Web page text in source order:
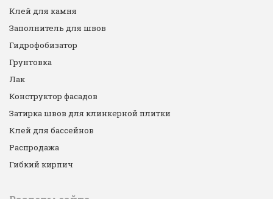
Клей для камня
Заполнитель для швов
Гидрофобизатор
Грунтовка
Лак
Конструктор фасадов
Затирка швов для клинкерной плитки
Клей для бассейнов
Распродажа
Гибкий кирпич